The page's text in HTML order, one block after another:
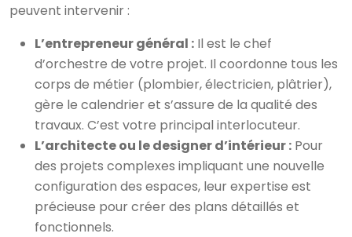
peuvent intervenir :
L’entrepreneur général : Il est le chef
d’orchestre de votre projet. Il coordonne tous les
corps de métier (plombier, électricien, plâtrier),
gère le calendrier et s’assure de la qualité des
travaux. C’est votre principal interlocuteur.
L’architecte ou le designer d’intérieur : Pour
des projets complexes impliquant une nouvelle
configuration des espaces, leur expertise est
précieuse pour créer des plans détaillés et
fonctionnels.